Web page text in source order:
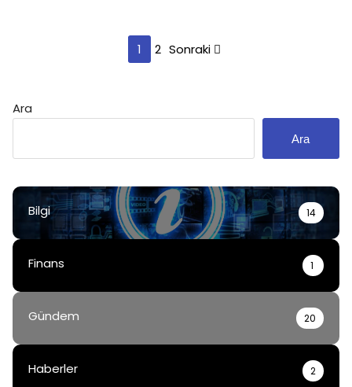
1 2 Sonraki
Ara
Ara
Bilgi 14
Finans 1
Gündem 20
Haberler 2